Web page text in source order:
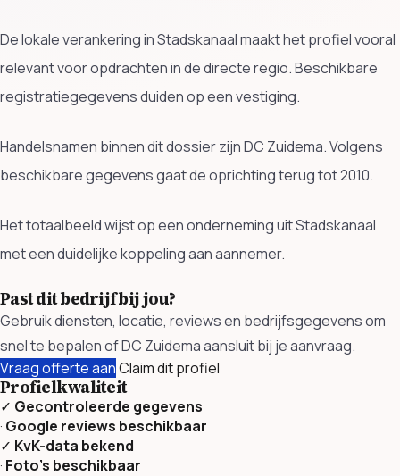
De lokale verankering in Stadskanaal maakt het profiel vooral
relevant voor opdrachten in de directe regio. Beschikbare
registratiegegevens duiden op een vestiging.
Handelsnamen binnen dit dossier zijn DC Zuidema. Volgens
beschikbare gegevens gaat de oprichting terug tot 2010.
Het totaalbeeld wijst op een onderneming uit Stadskanaal
met een duidelijke koppeling aan aannemer.
Past dit bedrijf bij jou?
Gebruik diensten, locatie, reviews en bedrijfsgegevens om
snel te bepalen of DC Zuidema aansluit bij je aanvraag.
Vraag offerte aanClaim dit profiel
Profielkwaliteit
✓ Gecontroleerde gegevens
· Google reviews beschikbaar
✓ KvK-data bekend
· Foto’s beschikbaar